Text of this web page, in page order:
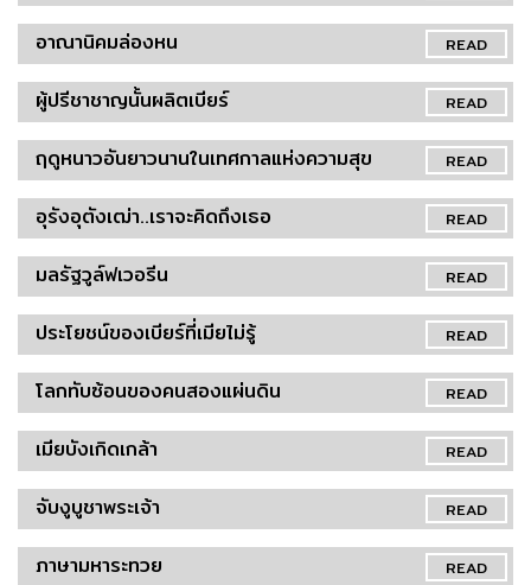
READ
อาณานิคมล่องหน
READ
ผู้ปรีชาชาญนั้นผลิตเบียร์
READ
ฤดูหนาวอันยาวนานในเทศกาลแห่งความสุข
READ
อุรังอุตังเฒ่า..เราจะคิดถึงเธอ
READ
มลรัฐวูล์ฟเวอรีน
READ
ประโยชน์ของเบียร์ที่เมียไม่รู้
READ
โลกทับซ้อนของคนสองแผ่นดิน
READ
เมียบังเกิดเกล้า
READ
จับงูบูชาพระเจ้า
READ
ภาษามหาระทวย